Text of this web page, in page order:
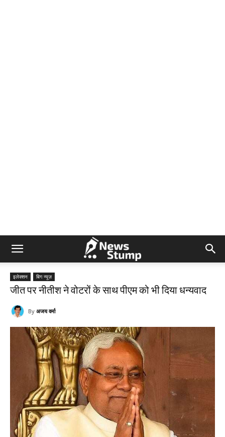
इलेक्शन बिग न्यूज़
जीत पर नीतीश ने वोटरों के साथ पीएम को भी दिया धन्यवाद
By अजय वर्मा